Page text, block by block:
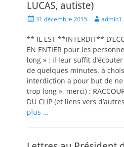
LUCAS, autiste)
Posted31 décembre 2015 Author
admin1
** IL EST **INTERDIT**
EN ENTIER pour les
long » : il leur suffit d’écouter
de quelques minutes, à
interdiction a pour but de ne
trop long », merci) :
DU CLIP (et liens vers
plus …